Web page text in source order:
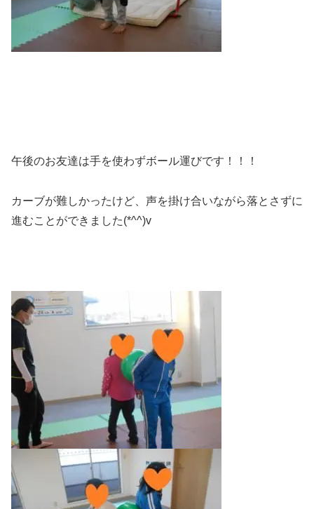
午後のお友達は手を使わずボール運びです！！！
カーブが難しかったけど、声を掛け合いながら落とさずに
進むことができました(*^^)v